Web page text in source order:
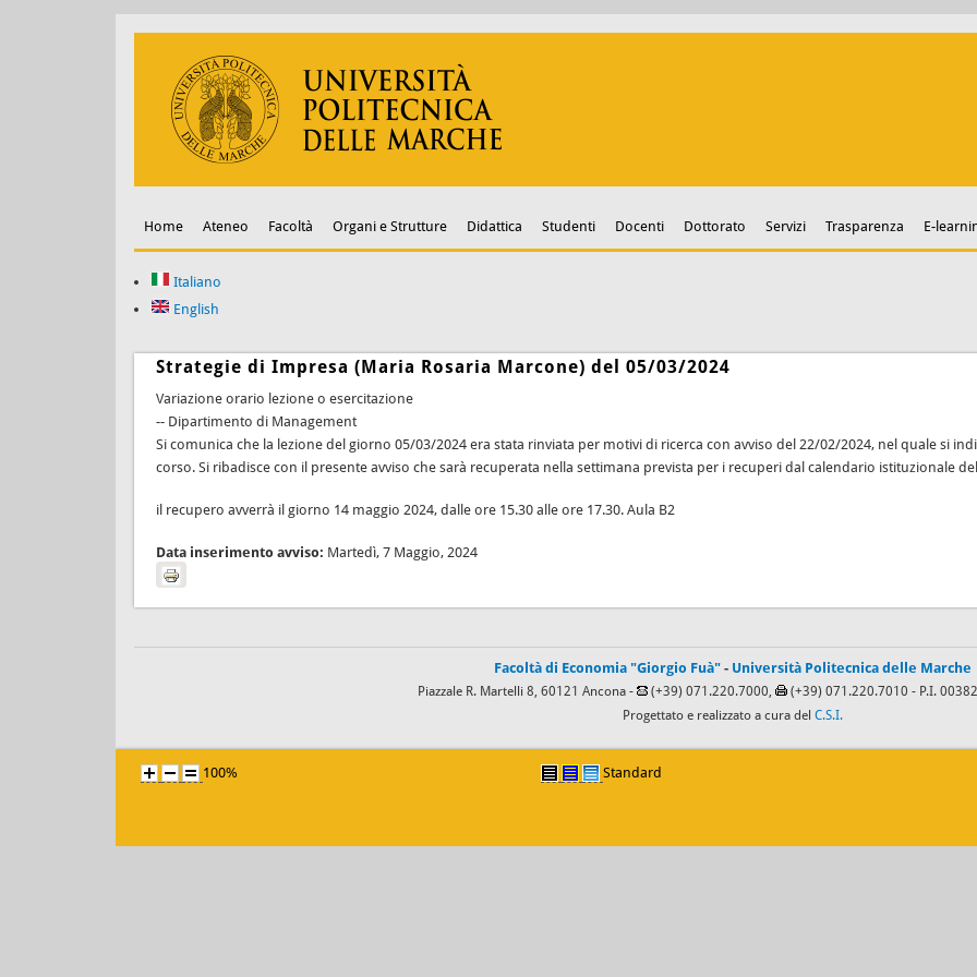
Home Ateneo Facoltà Organi e Strutture Didattica Studenti Docenti Dottorato Servizi Trasparenza E-
Italiano
English
Strategie di Impresa (Maria Rosaria Marcone) del 05/03/2024
Variazione orario lezione o esercitazione
-- Dipartimento di Management
Si comunica che la lezione del giorno 05/03/2024 era stata rinviata per motivi di ricerca con avviso del 22/02/2024, nel quale si
corso. Si ribadisce con il presente avviso che sarà recuperata nella settimana prevista per i recuperi dal calendario istituzionale
il recupero avverrà il giorno 14 maggio 2024, dalle ore 15.30 alle ore 17.30. Aula B2
Data inserimento avviso: Martedì, 7 Maggio, 2024
Facoltà di Economia "Giorgio Fuà" - Università Politecnica delle Marche
Piazzale R. Martelli 8, 60121 Ancona - (+39) 071.220.7000, (+39) 071.220.7010 - P.I.
Progettato e realizzato a cura del C.S.I.
100% Standard